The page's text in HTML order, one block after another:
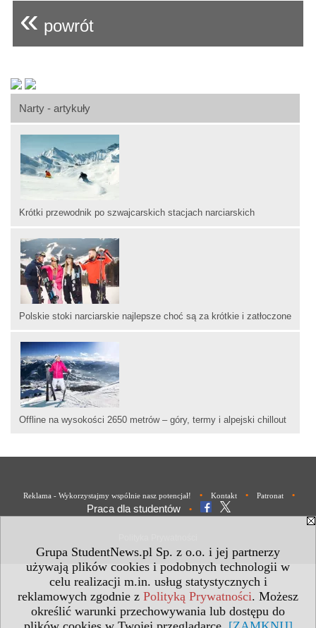
Grupa StudentNews.pl Sp. z o.o. i jej partnerzy
używają plików cookies i podobnych technologii w
celu realizacji m.in. usług statystycznych i
reklamowych zgodnie z Polityką Prywatności. Możesz
określić warunki przechowywania lub dostępu do
Narty - artykuły
Krótki przewodnik po szwajcarskich stacjach narciarskich
Polskie stoki narciarskie najlepsze choć są za krótkie i zatłoczone
Offline na wysokości 2650 metrów – góry, termy i alpejski chillout
« powrót
Reklama - Wykorzystajmy wspólnie nasz potencjał! • Kontakt • Patronat •
Praca dla studentów •